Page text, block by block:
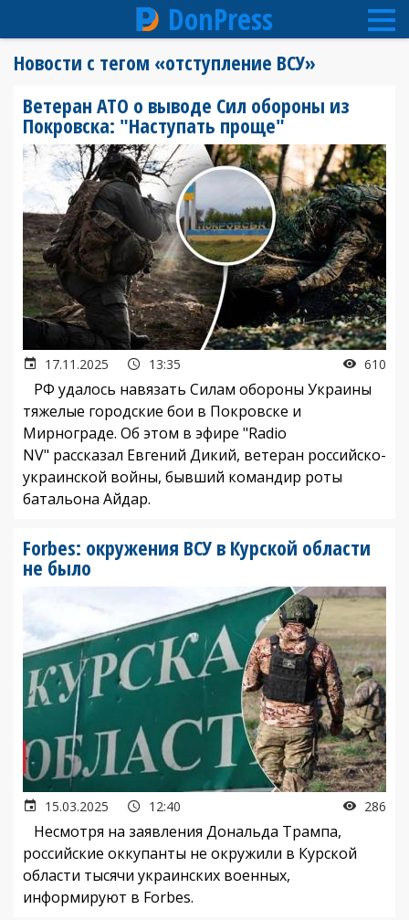
содержанию
DonPress
Новости с тегом «отступление ВСУ»
Ветеран АТО о выводе Сил обороны из
Покровска: "Наступать проще"
17.11.2025 13:35 610
РФ удалось навязать Силам обороны Украины
тяжелые городские бои в Покровске и
Мирнограде. Об этом в эфире "Radio
NV" рассказал Евгений Дикий, ветеран российско-
украинской войны, бывший командир роты
батальона Айдар.
Forbes: окружения ВСУ в Курской области
не было
15.03.2025 12:40 286
Несмотря на заявления Дональда Трампа,
российские оккупанты не окружили в Курской
области тысячи украинских военных,
информируют в Forbes.